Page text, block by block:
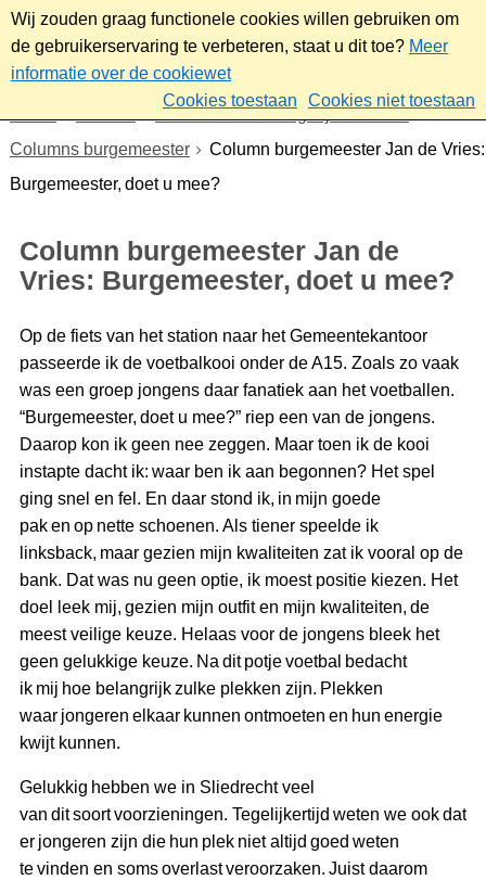
Wij zouden graag functionele cookies willen gebruiken om
de gebruikerservaring te verbeteren, staat u dit toe? Meer
informatie over de cookiewet
Cookies toestaan
Cookies niet toestaan
Gemeenteraad/Dagelijks bestuur
Columns burgemeester
Column burgemeester Jan de Vries:
Burgemeester, doet u mee?
Column burgemeester Jan de
Vries: Burgemeester, doet u mee?
Op de fiets van het station naar het Gemeentekantoor
passeerde ik de voetbalkooi onder de A15. Zoals zo vaak
was een groep jongens daar fanatiek aan het voetballen.
“Burgemeester, doet u mee?” riep een van de jongens.
Daarop kon ik geen nee zeggen. Maar toen ik de kooi
instapte dacht ik: waar ben ik aan begonnen? Het spel
ging snel en fel. En daar stond ik, in mijn goede
pak en op nette schoenen. Als tiener speelde ik
linksback, maar gezien mijn kwaliteiten zat ik vooral op de
bank. Dat was nu geen optie, ik moest positie kiezen. Het
doel leek mij, gezien mijn outfit en mijn kwaliteiten, de
meest veilige keuze. Helaas voor de jongens bleek het
geen gelukkige keuze. Na dit potje voetbal bedacht
ik mij hoe belangrijk zulke plekken zijn. Plekken
waar jongeren elkaar kunnen ontmoeten en hun energie
kwijt kunnen.
Gelukkig hebben we in Sliedrecht veel
van dit soort voorzieningen. Tegelijkertijd weten we ook dat
er jongeren zijn die hun plek niet altijd goed weten
te vinden en soms overlast veroorzaken. Juist daarom